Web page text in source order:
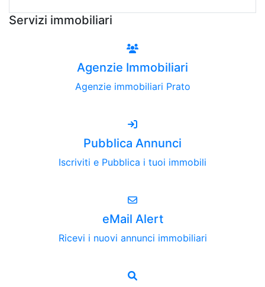
Servizi immobiliari
Agenzie Immobiliari
Agenzie immobiliari Prato
Pubblica Annunci
Iscriviti e Pubblica i tuoi immobili
eMail Alert
Ricevi i nuovi annunci immobiliari